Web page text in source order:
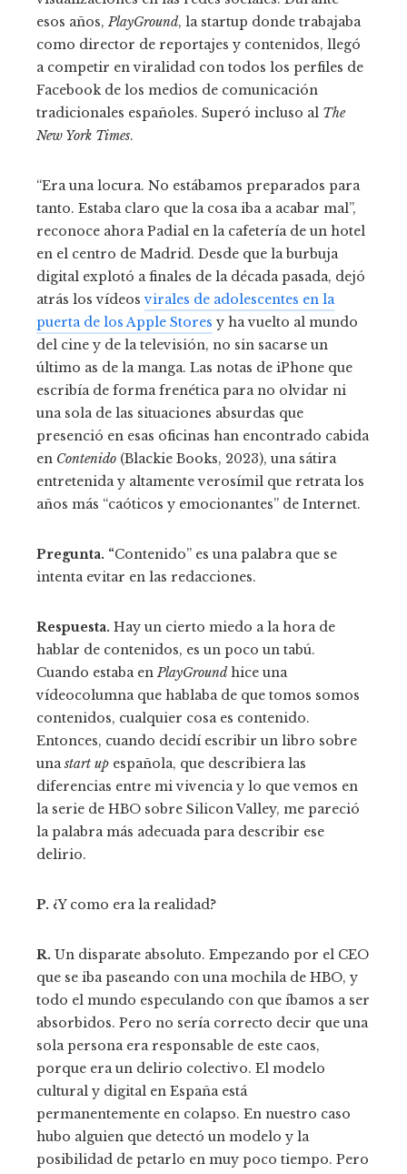
esos años, PlayGround, la startup donde trabajaba
como director de reportajes y contenidos, llegó
a competir en viralidad con todos los perfiles de
Facebook de los medios de comunicación
tradicionales españoles. Superó incluso al The
New York Times.
“Era una locura. No estábamos preparados para
tanto. Estaba claro que la cosa iba a acabar mal”,
reconoce ahora Padial en la cafetería de un hotel
en el centro de Madrid. Desde que la burbuja
digital explotó a finales de la década pasada, dejó
atrás los vídeosvirales de adolescentes en la
puerta de los Apple Stores y ha vuelto al mundo
del cine y de la televisión, no sin sacarse un
último as de la manga. Las notas de iPhone que
escribía de forma frenética para no olvidar ni
una sola de las situaciones absurdas que
presenció en esas oficinas han encontrado cabida
en Contenido (Blackie Books, 2023), una sátira
entretenida y altamente verosímil que retrata los
años más “caóticos y emocionantes” de Internet.
Pregunta. “Contenido” es una palabra que se
intenta evitar en las redacciones.
Respuesta. Hay un cierto miedo a la hora de
hablar de contenidos, es un poco un tabú.
Cuando estaba en PlayGroundhice una
vídeocolumna que hablaba de que tomos somos
contenidos, cualquier cosa es contenido.
Entonces, cuando decidí escribir un libro sobre
una start up española, que describiera las
diferencias entre mi vivencia y lo que vemos en
la serie de HBO sobre Silicon Valley, me pareció
la palabra más adecuada para describir ese
delirio.
P. ¿Y como era la realidad?
R. Un disparate absoluto. Empezando por el CEO
que se iba paseando con una mochila de HBO, y
todo el mundo especulando con que íbamos a ser
absorbidos. Pero no sería correcto decir que una
sola persona era responsable de este caos,
porque era un delirio colectivo. El modelo
cultural y digital en España está
permanentemente en colapso. En nuestro caso
hubo alguien que detectó un modelo y la
posibilidad de petarlo en muy poco tiempo. Pero